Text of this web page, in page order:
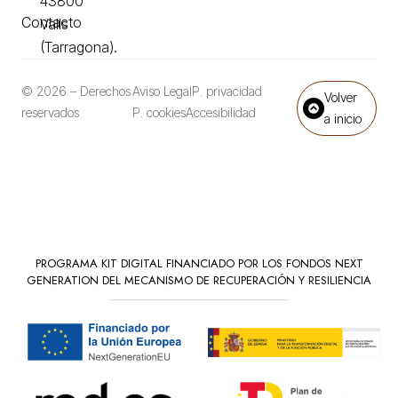
Valls
(Tarragona).
Contacto
© 2026 – Derechos
reservados
Aviso LegalP. privacidad
P. cookiesAccesibilidad
Volver
a inicio
PROGRAMA KIT DIGITAL FINANCIADO POR LOS FONDOS NEXT
GENERATION DEL MECANISMO DE RECUPERACIÓN Y RESILIENCIA